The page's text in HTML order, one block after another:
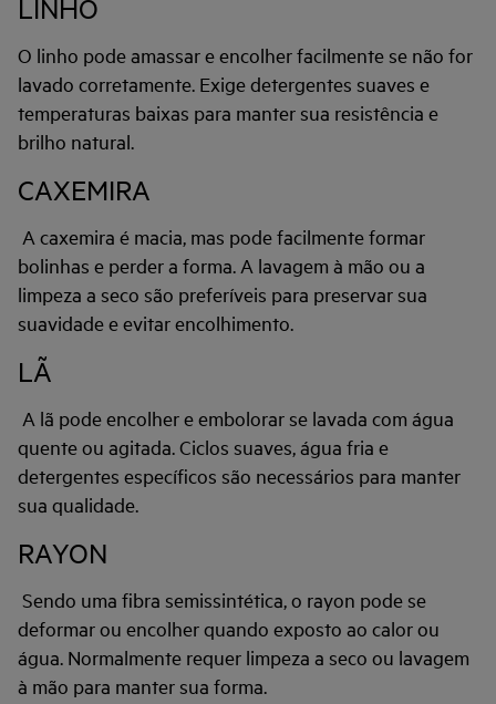
LINHO
O linho pode amassar e encolher facilmente se não for
lavado corretamente. Exige detergentes suaves e
temperaturas baixas para manter sua resistência e
brilho natural.
CAXEMIRA
A caxemira é macia, mas pode facilmente formar
bolinhas e perder a forma. A lavagem à mão ou a
limpeza a seco são preferíveis para preservar sua
suavidade e evitar encolhimento.
LÃ
A lã pode encolher e embolorar se lavada com água
quente ou agitada. Ciclos suaves, água fria e
detergentes específicos são necessários para manter
sua qualidade.
RAYON
Sendo uma fibra semissintética, o rayon pode se
deformar ou encolher quando exposto ao calor ou
água. Normalmente requer limpeza a seco ou lavagem
à mão para manter sua forma.